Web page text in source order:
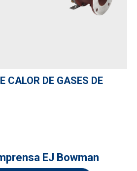
CALOR DE GASES DE
EJ Bowman